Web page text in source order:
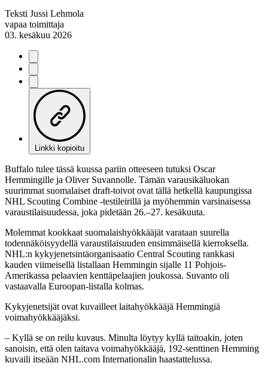
Teksti Jussi Lehmola
vapaa toimittaja
03. kesäkuu 2026
Linkki kopioitu
Buffalo tulee tässä kuussa pariin otteeseen tutuksi Oscar
Hemmingille ja Oliver Suvannolle. Tämän varausikäluokan
suurimmat suomalaiset draft-toivot ovat tällä hetkellä kaupungissa
NHL Scouting Combine -testileirillä ja myöhemmin varsinaisessa
varaustilaisuudessa, joka pidetään 26.–27. kesäkuuta.
Molemmat kookkaat suomalaishyökkääjät varataan suurella
todennäköisyydellä varaustilaisuuden ensimmäisellä kierroksella.
NHL:n kykyjenetsintäorganisaatio Central Scouting rankkasi
kauden viimeisellä listallaan Hemmingin sijalle 11 Pohjois-
Amerikassa pelaavien kenttäpelaajien joukossa. Suvanto oli
vastaavalla Euroopan-listalla kolmas.
Kykyjenetsijät ovat kuvailleet laitahyökkääjä Hemmingiä
voimahyökkääjäksi.
– Kyllä se on reilu kuvaus. Minulta löytyy kyllä taitoakin, joten
sanoisin, että olen taitava voimahyökkääjä, 192-senttinen Hemming
kuvaili itseään NHL.com Internationalin haastattelussa.